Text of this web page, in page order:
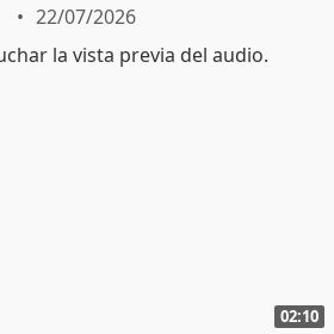
22/07/2026
02:10